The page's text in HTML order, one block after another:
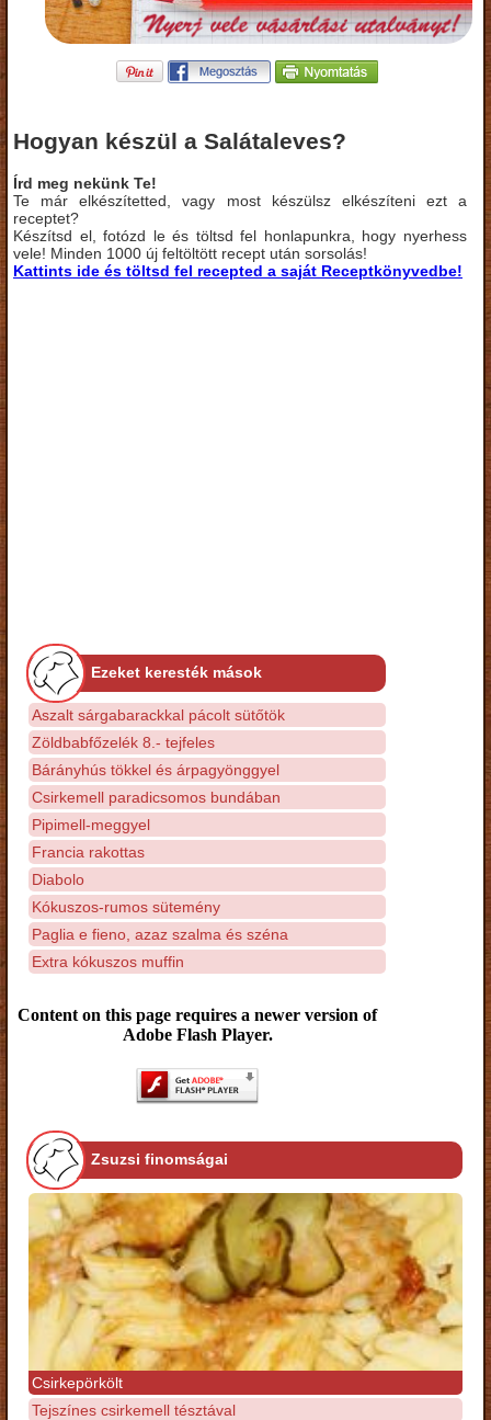
Hogyan készül a Salátaleves?
Írd meg nekünk Te!
Te már elkészítetted, vagy most készülsz elkészíteni ezt a
receptet?
Készítsd el, fotózd le és töltsd fel honlapunkra, hogy nyerhess
vele! Minden 1000 új feltöltött recept után sorsolás!
Kattints ide és töltsd fel recepted a saját Receptkönyvedbe!
Ezeket keresték mások
Aszalt sárgabarackkal pácolt sütőtök
Zöldbabfőzelék 8.- tejfeles
Bárányhús tökkel és árpagyönggyel
Csirkemell paradicsomos bundában
Pipimell-meggyel
Francia rakottas
Diabolo
Kókuszos-rumos sütemény
Paglia e fieno, azaz szalma és széna
Extra kókuszos muffin
Content on this page requires a newer version of
Adobe Flash Player.
Zsuzsi finomságai
Csirkepörkölt
Tejszínes csirkemell tésztával